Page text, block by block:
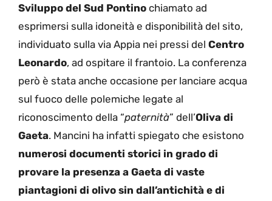
Sviluppo del Sud Pontino chiamato ad
esprimersi sulla idoneità e disponibilità del sito,
individuato sulla via Appia nei pressi del Centro
Leonardo, ad ospitare il frantoio. La conferenza
però è stata anche occasione per lanciare acqua
sul fuoco delle polemiche legate al
riconoscimento della “paternità” dell’Oliva di
Gaeta. Mancini ha infatti spiegato che esistono
numerosi documenti storici in grado di
provare la presenza a Gaeta di vaste
piantagioni di olivo sin dall’antichità e di